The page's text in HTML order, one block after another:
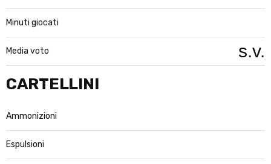
CARTELLINI
Ammonizioni
Espulsioni
Minuti giocati
Media voto s.v.